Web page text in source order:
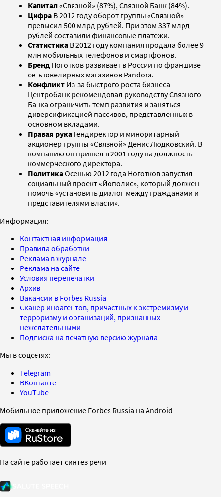
Капитал«Связной» (87%), Связной Банк (84%).
Цифра В 2012 году оборот группы «Связной»
превысил 500 млрд рублей. При этом 337 млрд
рублей составили финансовые платежи.
Статистика В 2012 году компания продала более 9
млн мобильных телефонов и смартфонов.
БрендНоготков развивает в России по франшизе
сеть ювелирных магазинов Pandora.
Конфликт Из-за быстрого роста бизнеса
Центробанк рекомендовал руководству Связного
Банка ограничить темп развития и заняться
диверсификацией пассивов, представленных в
основном вкладами.
Правая рука Гендиректор и миноритарный
акционер группы «Связной» Денис Людковский. В
компанию он пришел в 2001 году на должность
коммерческого директора.
ПолитикаОсенью 2012 года Ноготков запустил
социальный проект «Йополис», который должен
помочь «установить диалог между гражданами и
представителями власти».
Информация:
Контактная информация
Правила обработки
Реклама в журнале
Реклама на сайте
Условия перепечатки
Архив
Вакансии в Forbes Russia
Сканер иноагентов, причастных к экстремизму и
терроризму и организаций, признанных
нежелательными
Подписка на печатную версию журнала
Мы в соцсетях:
Telegram
ВКонтакте
YouTube
Мобильное приложение Forbes Russia на Android
На сайте работает синтез речи